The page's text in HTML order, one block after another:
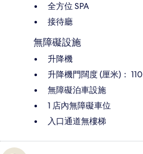
全方位 SPA
接待廳
無障礙設施
升降機
升降機門闊度 (厘米)： 110
無障礙泊車設施
1 店內無障礙車位
入口通道無樓梯